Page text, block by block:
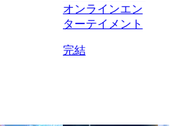
オンラインエン
ターテイメント
完結